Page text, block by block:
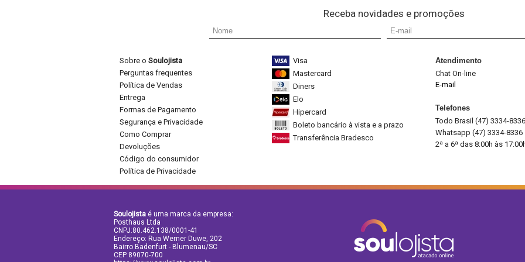
Receba novidades e promoções
Sobre o Soulojista
Perguntas frequentes
Política de Vendas
Entrega
Formas de Pagamento
Segurança e Privacidade
Como Comprar
Devoluções
Código do consumidor
Política de Privacidade
Visa
Mastercard
Diners
Elo
Hipercard
Boleto bancário à vista e a prazo
Transferência Bradesco
Atendimento
Chat On-line
E-mail
Telefones
Todo Brasil (47) 3334-8336
Whatsapp (47) 3334-8336
2ª a 6ª das 8:00h às
Soulojista é uma marca da empresa:
Posthaus Ltda
CNPJ:80.462.138/0001-41
Endereço: Rua Werner Duwe, 202
Bairro Badenfurt - Blumenau/SC
CEP 89070-700